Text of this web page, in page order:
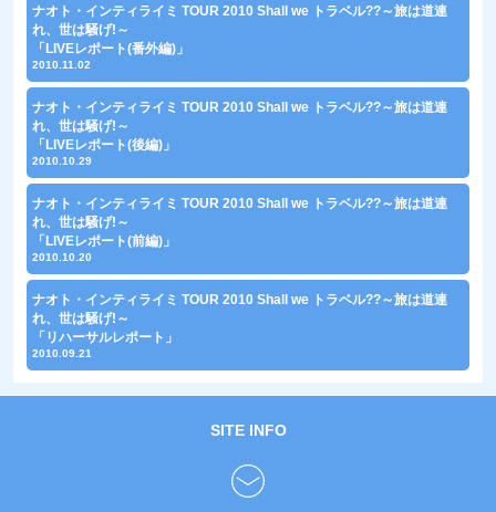
ナオト・インティライミ TOUR 2010 Shall we トラベル??～旅は道連
れ、世は騒げ!～
「LIVEレポート(番外編)」
2010.11.02
ナオト・インティライミ TOUR 2010 Shall we トラベル??～旅は道連
れ、世は騒げ!～
「LIVEレポート(後編)」
2010.10.29
ナオト・インティライミ TOUR 2010 Shall we トラベル??～旅は道連
れ、世は騒げ!～
「LIVEレポート(前編)」
2010.10.20
ナオト・インティライミ TOUR 2010 Shall we トラベル??～旅は道連
れ、世は騒げ!～
「リハーサルレポート」
2010.09.21
SITE INFO